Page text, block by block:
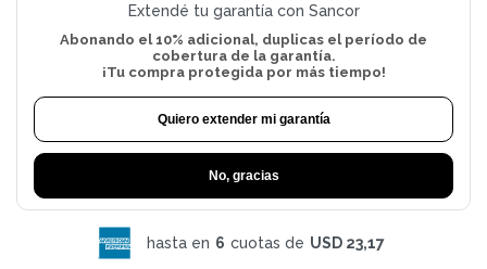
Extendé tu garantía con Sancor
Abonando el 10% adicional, duplicas el período de
cobertura de la garantía.
¡Tu compra protegida por más tiempo!
Quiero extender mi garantía
No, gracias
hasta en 6 cuotas de USD 23,17